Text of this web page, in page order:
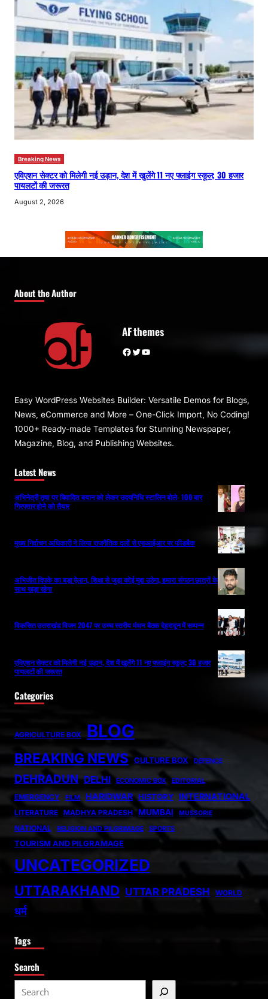
Breaking News
एविएशन सेक्टर को मिलेगी नई उड़ान, देश में खुलेंगे 11 नए फ्लाइंग स्कूल; 30 हजार
पायलटों की जरूरत
August 2, 2026
About the Author
AF themes
Facebook Twitter YouTube
Easy WordPress Websites Builder: Versatile Demos for Blogs,
News, eCommerce and More – One-Click Import, No Coding!
1000+ Ready-made Templates for Stunning Newspaper,
Magazine, Blog, and Publishing Websites.
Latest News
अभिनेत्री तृषा पर विवादित बयान को लेकर उदयनिधि स्टालिन बोले- 100 बार
गिरफ्तार होने को तैयार
मुख्य निर्वाचन अधिकारी ने लिया राजनैतिक दलों से एसआईआर पर फीडबैक
अभिजीत दिपके का बड़ा ऐलान, शिक्षा से जुड़ा कोई मुद्दा उठेगा, हमारा संगठन छात्रों के
साथ खड़ा रहेगा
विकसित उत्तराखंड विजन 2047 पर उच्च स्तरीय मंथन बैठक देहरादून में सम्पन्न
एविएशन सेक्टर को मिलेगी नई उड़ान, देश में खुलेंगे 11 नए फ्लाइंग स्कूल; 30 हजार
पायलटों की जरूरत
Categories
AGRICULTURE BOX BLOG
BREAKING NEWS CULTURE BOX DEFENCE
DEHRADUN DELHI ECONOMIC BOX EDITORIAL
EMERGENCY FILM HARIDWAR HISTORY INTERNATIONAL
LITERATURE MADHYA PRADESH MUMBAI MUSSORIE
NATIONAL RELIGION AND PILGRIMAGE SPORTS
TOURISM AND PILGRAMAGE
UNCATEGORIZED
UTTARAKHAND UTTAR PRADESH WORLD
धर्म
Tags
Search